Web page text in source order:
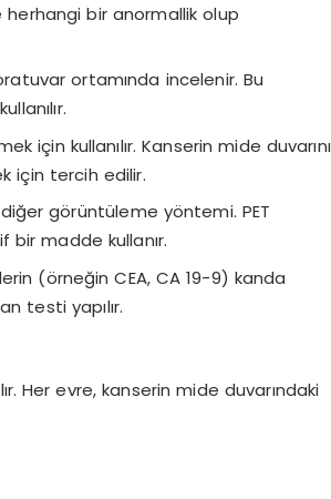
herhangi bir anormallik olup
ortamında incelenir. Bu
için kullanılır. Kanserin mide duvarını
için tercih edilir.
diğer görüntüleme yöntemi. PET
bir madde kullanır.
(örneğin CEA, CA 19-9) kanda
testi yapılır.
Her evre, kanserin mide duvarındaki